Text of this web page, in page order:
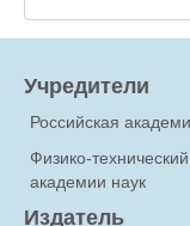
Учредители
Российская
Физико-
академии наук
Издатель